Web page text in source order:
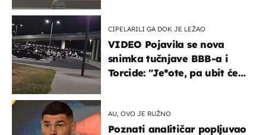
CIPELARILI GA DOK JE LEŽAO
VIDEO Pojavila se nova
snimka tučnjave BBB-a i
Torcide: "Je*ote, pa ubit će
AU, OVO JE RUŽNO
Poznati analitičar popljuvao